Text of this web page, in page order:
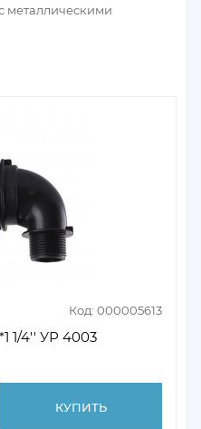
металлическими
Код: 000005613
1/4'' УР 4003
КУПИТЬ